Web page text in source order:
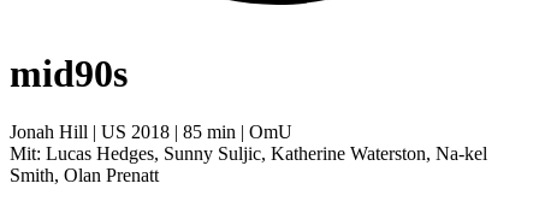
mid90s
Jonah Hill | US 2018 | 85 min | OmU
Mit: Lucas Hedges, Sunny Suljic, Katherine Waterston, Na-kel
Smith, Olan Prenatt